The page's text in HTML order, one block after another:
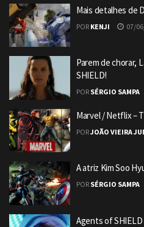
Mais detalhes de
POR KENJI 07/
Parem de chorar,
SHIELD!
POR SÉRGIO SAMPA
Marvel / Netflix –
PORJOÃO VIEIRA
A atriz Kim Soo
POR SÉRGIO SAMPA
Agents of